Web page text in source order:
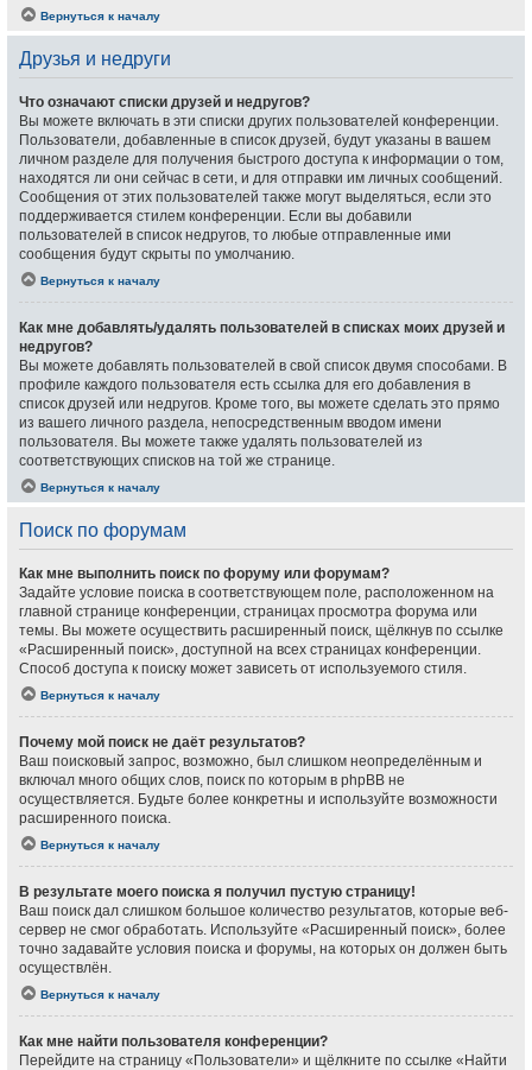
Вернуться к началу
Друзья и недруги
Что означают списки друзей и недругов?
Вы можете включать в эти списки других пользователей конференции.
Пользователи, добавленные в список друзей, будут указаны в вашем
личном разделе для получения быстрого доступа к информации о том,
находятся ли они сейчас в сети, и для отправки им личных сообщений.
Сообщения от этих пользователей также могут выделяться, если это
поддерживается стилем конференции. Если вы добавили
пользователей в список недругов, то любые отправленные ими
сообщения будут скрыты по умолчанию.
Вернуться к началу
Как мне добавлять/удалять пользователей в списках моих друзей и
недругов?
Вы можете добавлять пользователей в свой список двумя способами. В
профиле каждого пользователя есть ссылка для его добавления в
список друзей или недругов. Кроме того, вы можете сделать это прямо
из вашего личного раздела, непосредственным вводом имени
пользователя. Вы можете также удалять пользователей из
соответствующих списков на той же странице.
Вернуться к началу
Поиск по форумам
Как мне выполнить поиск по форуму или форумам?
Задайте условие поиска в соответствующем поле, расположенном на
главной странице конференции, страницах просмотра форума или
темы. Вы можете осуществить расширенный поиск, щёлкнув по ссылке
«Расширенный поиск», доступной на всех страницах конференции.
Способ доступа к поиску может зависеть от используемого стиля.
Вернуться к началу
Почему мой поиск не даёт результатов?
Ваш поисковый запрос, возможно, был слишком неопределённым и
включал много общих слов, поиск по которым в phpBB не
осуществляется. Будьте более конкретны и используйте возможности
расширенного поиска.
Вернуться к началу
В результате моего поиска я получил пустую страницу!
Ваш поиск дал слишком большое количество результатов, которые веб-
сервер не смог обработать. Используйте «Расширенный поиск», более
точно задавайте условия поиска и форумы, на которых он должен быть
осуществлён.
Вернуться к началу
Как мне найти пользователя конференции?
Перейдите на страницу «Пользователи» и щёлкните по ссылке «Найти